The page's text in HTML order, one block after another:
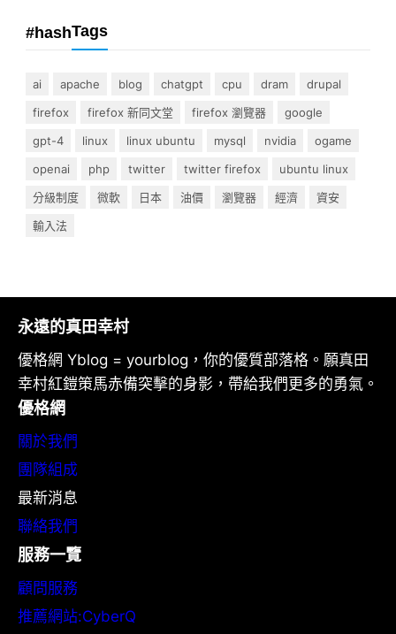
#hashTags
ai apache blog chatgpt cpu dram
drupal
firefox
firefox 新同文堂 firefox 瀏覽器
google
gpt-4
linux linux ubuntu mysql nvidia
ogame
openai
php twitter twitter firefox
ubuntu linux
分級制度
微軟 日本 油價 瀏覽器 經濟
資安
輸入法
永遠的真田幸村
優格網 Yblog = yourblog，你的優質部落格。願真田
幸村紅鎧策馬赤備突擊的身影，帶給我們更多的勇氣。
優格網
關於我們
團隊組成
最新消息
聯絡我們
服務一覽
顧問服務
推薦網站:CyberQ